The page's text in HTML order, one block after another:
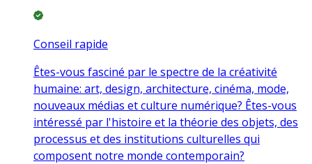
Conseil rapide
Êtes-vous fasciné par le spectre de la créativité
humaine: art, design, architecture, cinéma, mode,
nouveaux médias et culture numérique? Êtes-vous
intéressé par l'histoire et la théorie des objets, des
processus et des institutions culturelles qui
composent notre monde contemporain?